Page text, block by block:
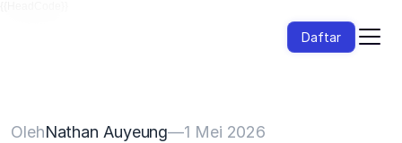
Daftar
OlehNathan Auyeung—1 Mei 2026